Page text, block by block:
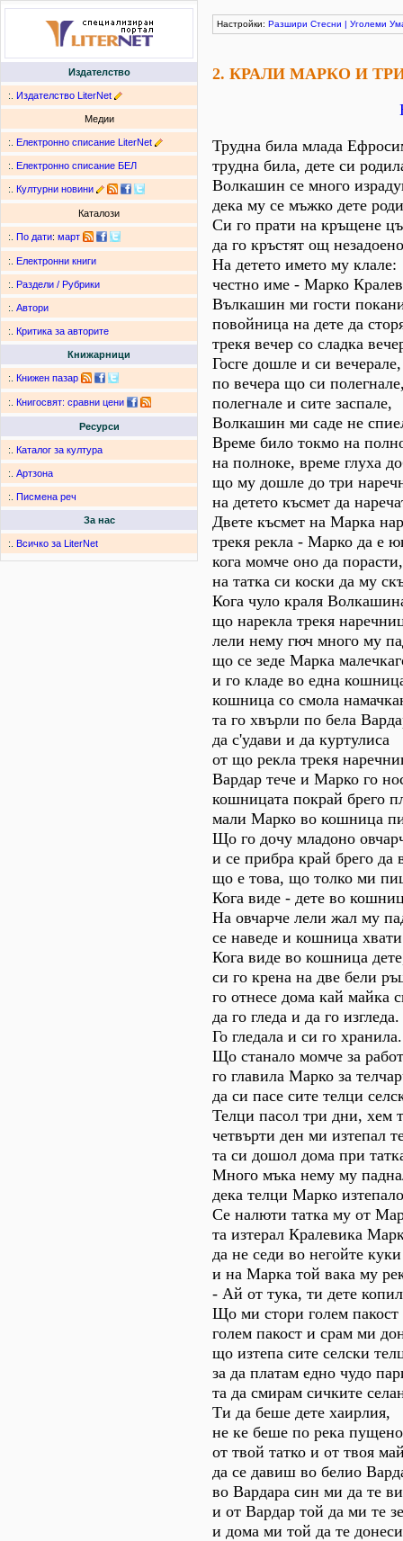
Издателство
:. Издателство LiterNet
Медии
:. Електронно списание LiterNet
:. Електронно списание БЕЛ
:. Културни новини
Каталози
:. По дати: март
:. Електронни книги
:. Раздели / Рубрики
:. Автори
:. Критика за авторите
Книжарници
:. Книжен пазар
:. Книгосвят: сравни цени
Ресурси
:. Каталог за култура
:. Артзона
:. Писмена реч
За нас
:. Всичко за LiterNet
Настройки: Разшири Стесни | Уголеми
2. КРАЛИ МАРКО И
Трудна била млада
трудна била, дете си
Волкашин се много
дека му се мъжко дете
Си го прати на кръщене
да го кръстят ощ
На детето името му клале:
честно име - Марко
Вълкашин ми гости
повойница на дете да
трекя вечер со сладка
Госге дошле и си вечерале,
по вечера що си
полегнале и сите заспале,
Волкашин ми саде не
Време било токмо на
на полноке, време глуха
що му дошле до три
на детето късмет да
Двете късмет на Марка
трекя рекла - Марко да е
кога момче оно да порасти,
на татка си коски да му
Кога чуло краля
що нарекла трекя
лели нему гюч много му
що се зеде Марка
и го кладе во една
кошница со смола
та го хвърли по бела
да с'удави и да куртулиса
от що рекла трекя
Вардар тече и Марко го
кошницата покрай брего
мали Марко во кошница
Що го дочу младоно
и се прибра край брего да
що е това, що толко ми
Кога виде - дете во
На овчарче лели жал му
се наведе и кошница
Кога виде во кошница
си го крена на две бели
го отнесе дома кай майка
да го гледа и да го изгледа.
Го гледала и си го хранила.
Що станало момче за
го главила Марко за
да си пасе сите телци
Телци пасол три дни, хем
четвърти ден ми изтепал
та си дошол дома при
Много мъка нему му
дека телци Марко
Се налюти татка му от
та изтерал Кралевика
да не седи во негойте куки
и на Марка той вака му
- Ай от тука, ти дете
Що ми стори голем пакост
голем пакост и срам ми
що изтепа сите селски
за да платам едно чудо
та да смирам сичките
Ти да беше дете хаирлия,
не ке беше по река пущено
от твой татко и от твоя
да се давиш во белио
во Вардара син ми да те
и от Вардар той да ми те
и дома ми той да те